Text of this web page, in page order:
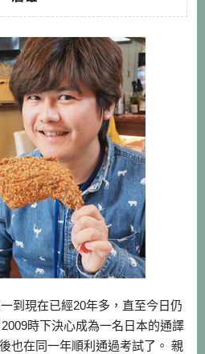
到現在已經20年多，直至今日仍
時下決心成為一名日本的通譯
也在同一年順利通過考試了。 親